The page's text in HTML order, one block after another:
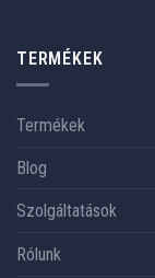
TERMÉKEK
Termékek
Blog
Szolgáltatások
Rólunk